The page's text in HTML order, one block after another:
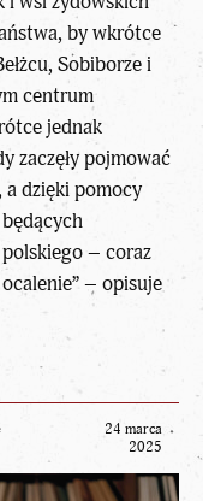
by wkrótce
Sobiborze i
centrum
jednak
zaczęły pojmować
a dzięki pomocy
– coraz
– opisuje
24 marca
2025